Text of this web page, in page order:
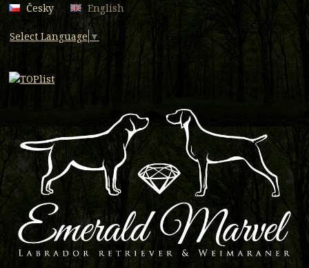
Česky English
Select Language ▼